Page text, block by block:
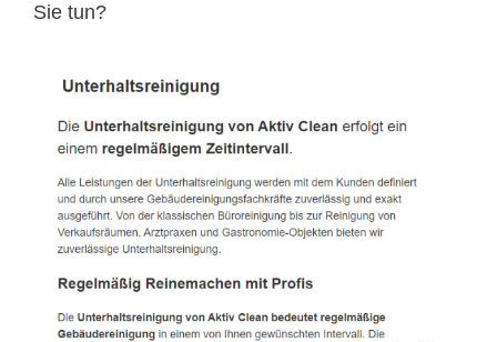
Sie tun?